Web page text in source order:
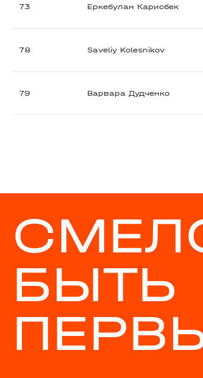
73 Еркебулан Карисбек
78 Saveliy Kolesnikov
79 Варвара Дудченко
БЫТЬ